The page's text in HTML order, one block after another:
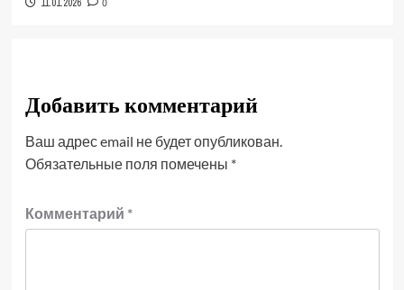
11.01.2026 0
Добавить комментарий
Ваш адрес email не будет опубликован.
Обязательные поля помечены *
Комментарий *